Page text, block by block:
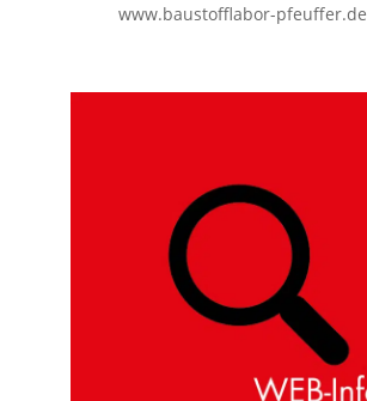
www.baustofflabor-pfeuffer.de